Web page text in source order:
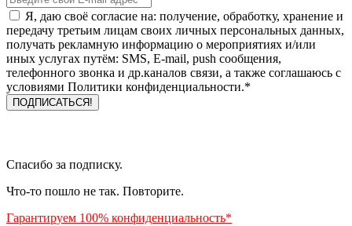
Я, даю своё согласие на: получение, обработку, хранение и
передачу третьим лицам своих личных персональных данных,
получать рекламную информацию о мероприятиях и/или
иных услугах путём: SMS, E-mail, push сообщения,
телефонного звонка и др.каналов связи, а также соглашаюсь с
условиями Политики конфиденциальности.*
Спасибо за подписку.
Что-то пошло не так. Повторите.
Гарантируем 100% конфиденциальность*